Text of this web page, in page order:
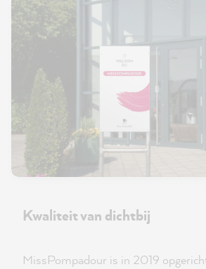
Kwaliteit van dichtbij
MissPompadour is in 2019